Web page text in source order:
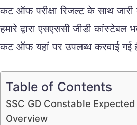
कट ऑफ परीक्षा रिजल्ट के साथ
हमारे द्वारा एसएससी जीडी कांस्टेबल
कट ऑफ यहां पर उपलब्ध करवाई गई
Table of Contents
SSC GD Constable
Overview